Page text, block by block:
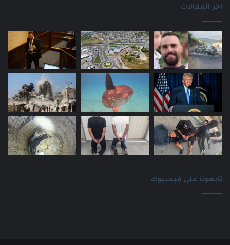
اخر المقالات
تابعونا على فيسبوك